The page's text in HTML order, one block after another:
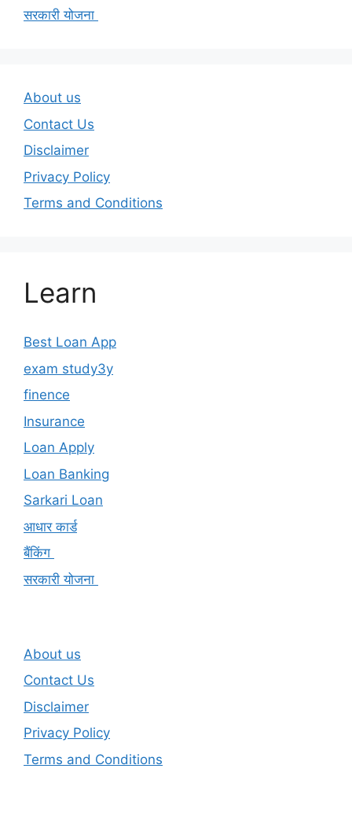
सरकारी योजना
About us
Contact Us
Disclaimer
Privacy Policy
Terms and Conditions
Learn
Best Loan App
exam study3y
finence
Insurance
Loan Apply
Loan Banking
Sarkari Loan
आधार कार्ड
बैंकिंग
सरकारी योजना
About us
Contact Us
Disclaimer
Privacy Policy
Terms and Conditions